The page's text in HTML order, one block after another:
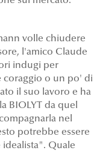
volle chiudere
l'amico Claude
indugi per
coraggio o un po' di
il suo lavoro e ha
BIOLYT da quel
nel
potrebbe essere
Quale